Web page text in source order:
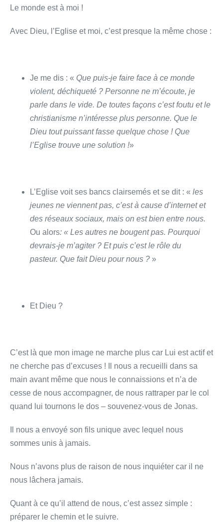
Le monde est à moi !
Avec Dieu, l’Eglise et moi, c’est presque la même chose :
Je me dis : « Que puis-je faire face à ce monde
violent, déchiqueté ? Personne ne m’écoute, je
parle dans le vide. De toutes façons c’est foutu et le
christianisme n’intéresse plus personne. Que le
Dieu tout puissant fasse quelque chose ! Que
l’Eglise trouve une solution !»
L’Eglise voit ses bancs clairsemés et se dit : « les
jeunes ne viennent pas, c’est à cause d’internet et
des réseaux sociaux, mais on est bien entre nous.
Ou alors: « Les autres ne bougent pas. Pourquoi
devrais-je m’agiter ? Et puis c’est le rôle du
pasteur. Que fait Dieu pour nous ? »
Et Dieu ?
C’est là que mon image ne marche plus car Lui est actif et
ne cherche pas d’excuses ! Il nous a recueilli dans sa
main avant même que nous le connaissions et n’a de
cesse de nous accompagner, de nous rattraper par le col
quand lui tournons le dos – souvenez-vous de Jonas.
Il nous a envoyé son fils unique avec lequel nous
sommes unis à jamais.
Nous n’avons plus de raison de nous inquiéter car il ne
nous lâchera jamais.
Quant à ce qu’il attend de nous, c’est assez simple :
préparer le chemin et le suivre.